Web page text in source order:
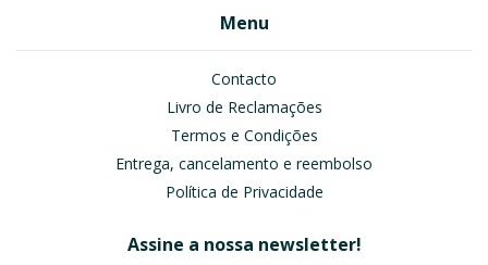
Menu
Contacto
Livro de Reclamações
Termos e Condições
Entrega, cancelamento e reembolso
Política de Privacidade
Assine a nossa newsletter!